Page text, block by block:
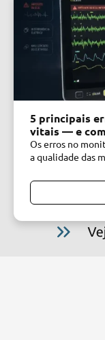
5 principais
vitais — e
Os erros no
a qualidade das